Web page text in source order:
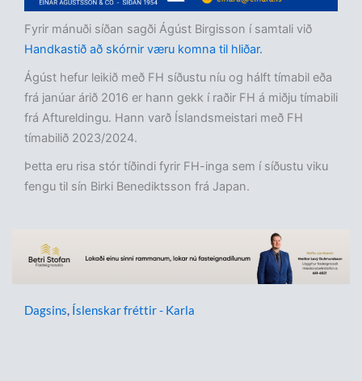
Fyrir mánuði síðan sagði Ágúst Birgisson í samtali við
Handkastið að skórnir væru komna til hliðar.
Ágúst hefur leikið með FH síðustu níu og hálft tímabil eða
frá janúar árið 2016 er hann gekk í raðir FH á miðju tímabili
frá Aftureldingu. Hann varð Íslandsmeistari með FH
tímabilið 2023/2024.
Þetta eru risa stór tíðindi fyrir FH-inga sem í síðustu viku
fengu til sín Birki Benediktsson frá Japan.
Dagsins, Íslenskar fréttir - Karla